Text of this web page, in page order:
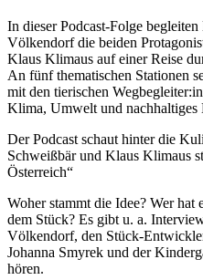
In dieser Podcast-Folge
Völkendorf die beiden
Klaus Klimaus auf einer Reise
An fünf thematischen Stationen
mit den tierischen
Klima, Umwelt und nachhaltiges
Der Podcast schaut hinter die
Schweißbär und Klaus Klimaus
Österreich“
Woher stammt die Idee? Wer
dem Stück? Es gibt u. a.
Völkendorf, den Stück-
Johanna Smyrek und der
hören.